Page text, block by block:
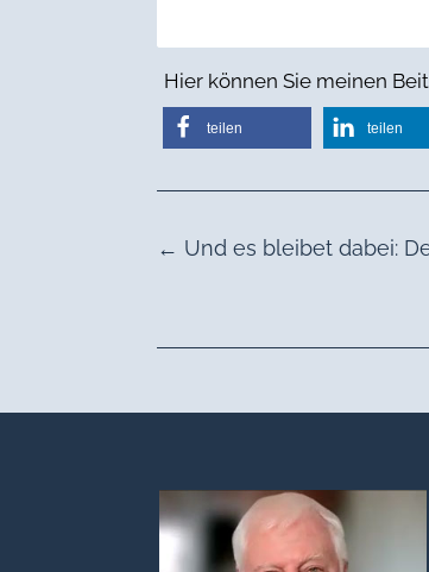
Hier können Sie meinen
teilen teilen
← Und es bleibet dabei: